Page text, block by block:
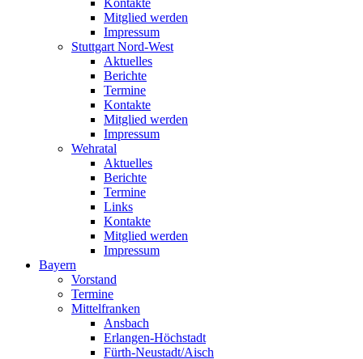
Kontakte
Mitglied werden
Impressum
Stuttgart Nord-West
Aktuelles
Berichte
Termine
Kontakte
Mitglied werden
Impressum
Wehratal
Aktuelles
Berichte
Termine
Links
Kontakte
Mitglied werden
Impressum
Bayern
Vorstand
Termine
Mittelfranken
Ansbach
Erlangen-Höchstadt
Fürth-Neustadt/Aisch